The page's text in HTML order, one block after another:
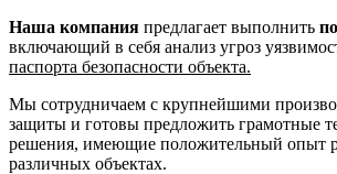
Наша компания предлагает выполнить
включающий в себя анализ угроз
паспорта безопасности объекта.
Мы сотрудничаем с крупнейшими
защиты и готовы предложить грамотные
решения, имеющие положительный опыт
различных объектах.